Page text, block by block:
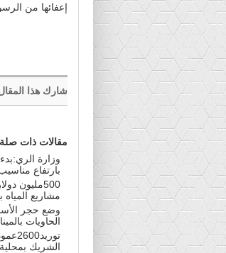
إعفائها ﻣﻦ
شارك هذا
مقالات ذات صلة
وزارة
بارتفاع
500مليون
مشاريع المياه
وضع حجر
الحاويات
الشريك